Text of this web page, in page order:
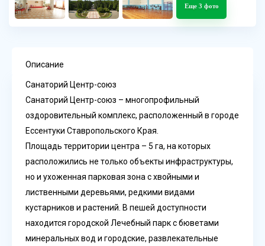
Еще 3 фото
Описание
Санаторий Центр-союз
Санаторий Центр-союз – многопрофильный
оздоровительный комплекс, расположенный в городе
Ессентуки Ставропольского Края.
Площадь территории центра – 5 га, на которых
расположились не только объекты инфраструктуры,
но и ухоженная парковая зона с хвойными и
лиственными деревьями, редкими видами
кустарников и растений. В пешей доступности
находится городской Лечебный парк с бюветами
минеральных вод и городские, развлекательные